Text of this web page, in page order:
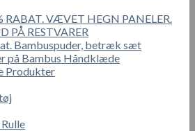
VÆVET HEGN PANELER.
PÅ RESTVARER
Bambuspuder, betræk sæt
på Bambus Håndklæde
Produkter